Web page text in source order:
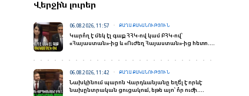
Վերջին լուրեր
06.08.2026, 11:57 ՔԱՂԱՔԱԿԱՆՈՒԹՅՈՒՆ
Կարո՞ղ է մեկ էլ գաք ՀՀԿ-ով կամ ԲՀԿ-ով՝
«Հայաստան»-ից և «Ուժեղ Հայաստան»-ից հետո.
06.08.2026, 11:42 ՔԱՂԱՔԱԿԱՆՈՒԹՅՈՒՆ
Նախկինում պարոն Վարդևանյանը եղե՞լ է որևէ
նախընտրական ցուցակում, եթե այո՝ ո՞ր ուժի.